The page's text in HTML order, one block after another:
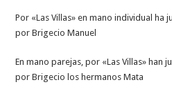
Por «Las Villas» en mano individual
por Brigecio Manuel
En mano parejas, por «Las Villas» han
por Brigecio los hermanos Mata